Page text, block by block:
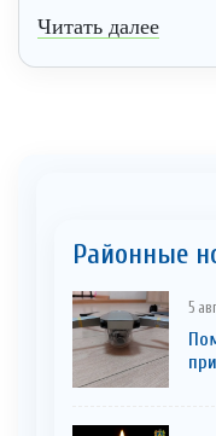
Читать далее
Районные
5